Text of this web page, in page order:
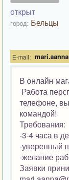
открыт
город: Бельцы
E-mail:
В онлайн
Работа
телефоне,
командой!
Требования:
-3-4 часа в
-уверенный
-желание
Заявки